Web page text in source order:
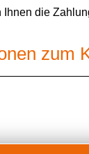
Ihnen die
zum